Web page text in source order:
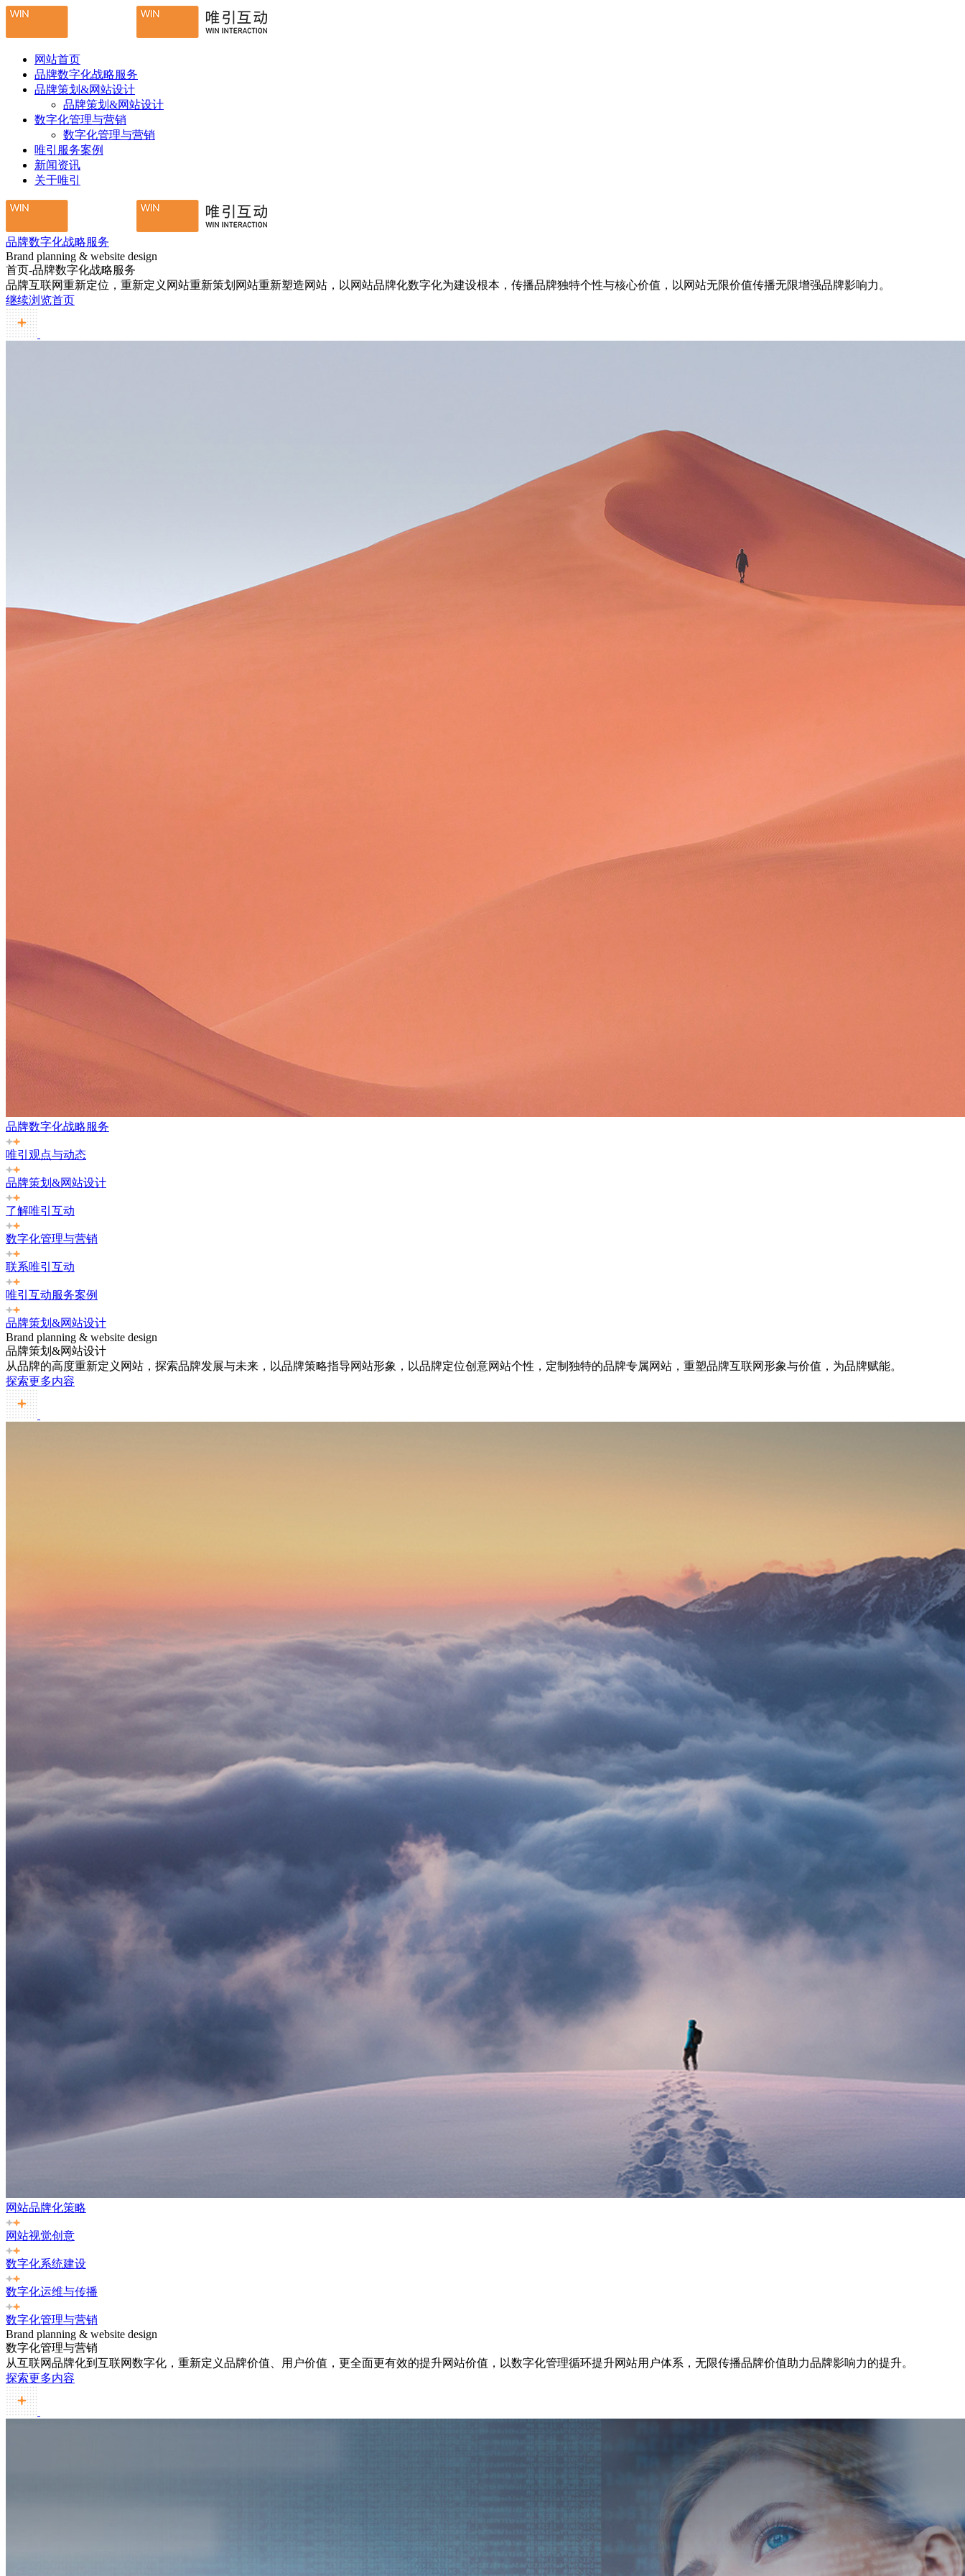
网站首页
品牌数字化战略服务
品牌策划&网站设计
品牌策划&网站设计
数字化管理与营销
数字化管理与营销
唯引服务案例
新闻资讯
关于唯引
品牌数字化战略服务
Brand planning & website design
首页-品牌数字化战略服务
品牌互联网重新定位，重新定义网站重新策划网站重新塑造网站，以网站品牌化数字化为建设根本，传播品牌独特个性与核心价值，以网站无限价值传播无限增强品牌影响力。
继续浏览首页
品牌数字化战略服务
唯引观点与动态
品牌策划&网站设计
了解唯引互动
数字化管理与营销
联系唯引互动
唯引互动服务案例
品牌策划&网站设计
Brand planning & website design
品牌策划&网站设计
从品牌的高度重新定义网站，探索品牌发展与未来，以品牌策略指导网站形象，以品牌定位创意网站个性，定制独特的品牌专属网站，重塑品牌互联网形象与价值，为品牌赋能。
探索更多内容
网站品牌化策略
网站视觉创意
数字化系统建设
数字化运维与传播
数字化管理与营销
Brand planning & website design
数字化管理与营销
从互联网品牌化到互联网数字化，重新定义品牌价值、用户价值，更全面更有效的提升网站价值，以数字化管理循环提升网站用户体系，无限传播品牌价值助力品牌影响力的提升。
探索更多内容